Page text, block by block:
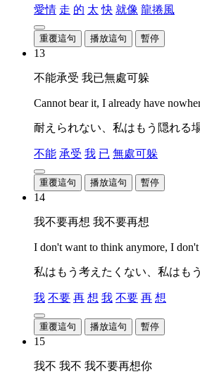
愛情 走 的 太 快 就像 龍捲風
重覆這句 播放這句 暫停
13
不能承受 我已無處可躲
Cannot bear it, I already have
耐えられない、私はもう隠れる
不能 承受 我 已 無處可躲
重覆這句 播放這句 暫停
14
我不要再想 我不要再想
I don't want to think anymore, I
私はもう考えたくない、私はも
我 不要 再 想 我 不要 再 想
重覆這句 播放這句 暫停
15
我不 我不 我不要再想你